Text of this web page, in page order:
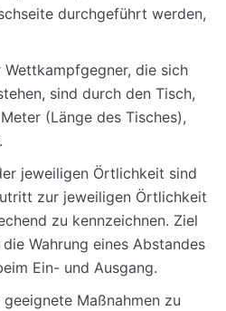
durchgeführt werden,
die sich
sind durch den Tisch,
(Länge des Tisches),
jeweiligen Örtlichkeit sind
zur jeweiligen Örtlichkeit
zu kennzeichnen. Ziel
Wahrung eines Abstandes
Ein- und Ausgang.
Maßnahmen zu